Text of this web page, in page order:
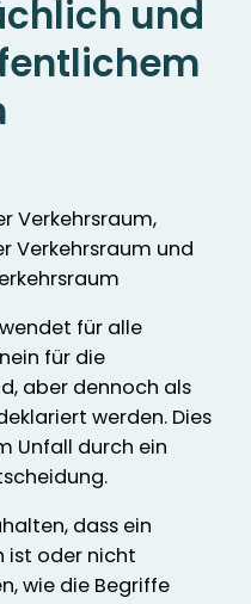
und
Verkehrsraum,
Verkehrsraum und
für alle
für die
aber dennoch als
werden. Dies
Unfall durch ein
dass ein
ist oder nicht
wie die Begriffe